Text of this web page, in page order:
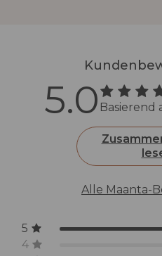
5.0
Alle Maanta-
5
4